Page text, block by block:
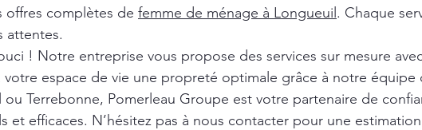
offres complètes de femme de ménage à Longueuil . Chaque
attentes.
! Notre entreprise vous propose des services sur mesure
votre espace de vie une propreté optimale grâce à notre équipe
Terrebonne, Pomerleau Groupe est votre partenaire de
et efficaces. N’hésitez pas à nous contacter pour une estimation